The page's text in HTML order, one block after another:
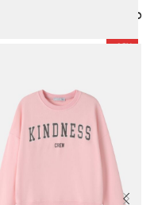
-25%
منتجات مميزة